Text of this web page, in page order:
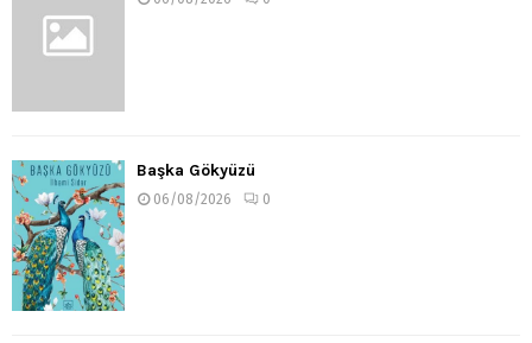
Başka Gökyüzü
06/08/2026 0